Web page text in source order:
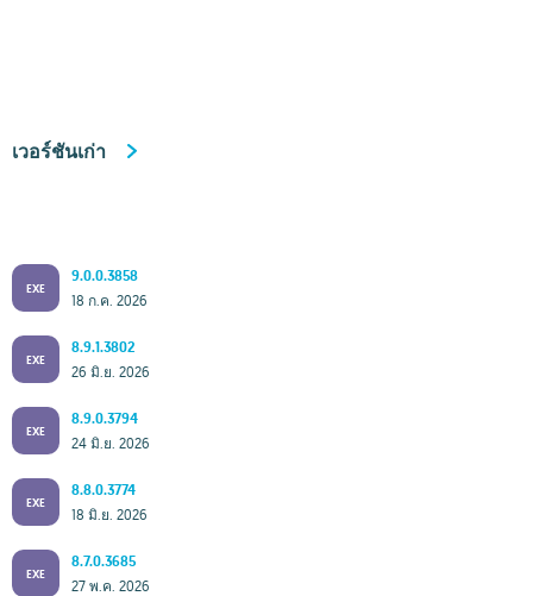
เวอร์ชันเก่า
EXE
9.0.0.3858
18 ก.ค. 2026
EXE
8.9.1.3802
26 มิ.ย. 2026
EXE
8.9.0.3794
24 มิ.ย. 2026
EXE
8.8.0.3774
18 มิ.ย. 2026
EXE
8.7.0.3685
27 พ.ค. 2026